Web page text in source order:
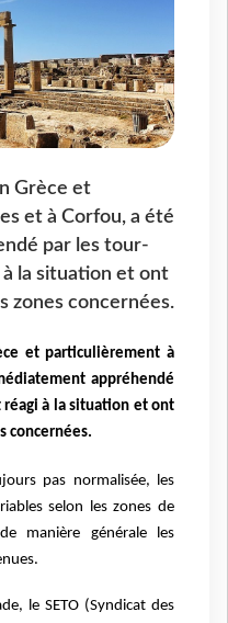
Grèce et
et à Corfou, a été
par les tour-
la situation et ont
zones concernées.
et particulièrement à
appréhendé
à la situation et ont
concernées.
pas normalisée, les
selon les zones de
manière générale les
le SETO (Syndicat des